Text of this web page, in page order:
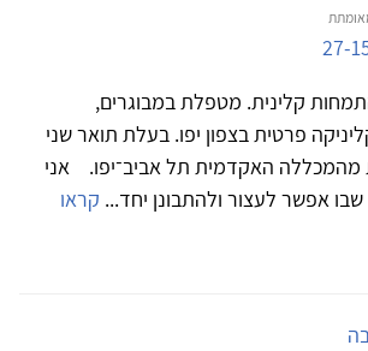
27-
קלינית. מטפלת במבוגרים,
פרטית בצפון יפו. בעלת תואר שני
מהמכללה האקדמית תל אביב־יפו. אני
אפשר לעצור ולהתבונן יחד... קראו